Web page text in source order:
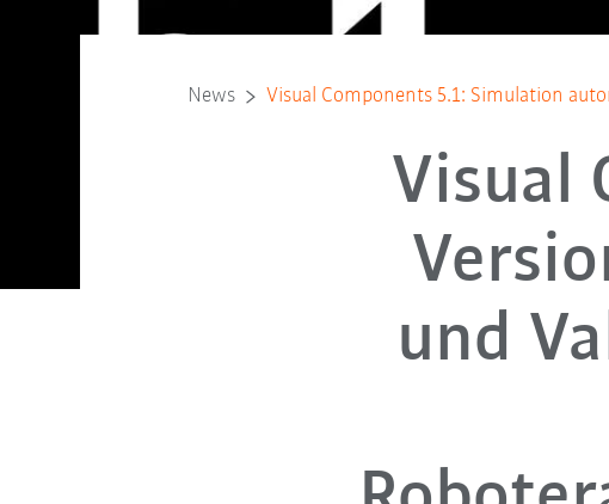
News Visual Components 5.1: Simulation
Visual
und